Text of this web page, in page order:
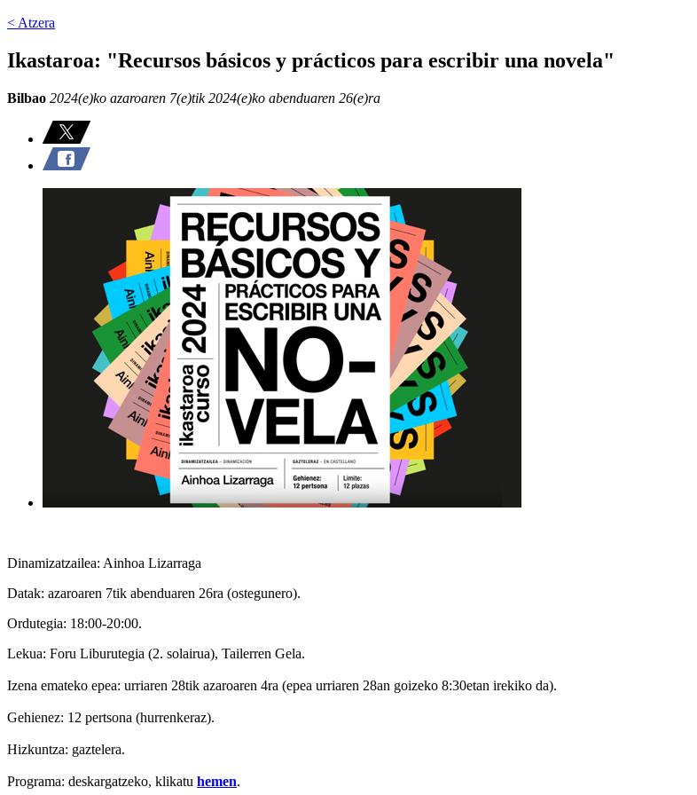
< Atzera
Ikastaroa: "Recursos básicos y prácticos para escribir una novela"
Bilbao 2024(e)ko azaroaren 7(e)tik 2024(e)ko abenduaren 26(e)ra
Dinamizatzailea: Ainhoa Lizarraga
Datak: azaroaren 7tik abenduaren 26ra (ostegunero).
Ordutegia: 18:00-20:00.
Lekua: Foru Liburutegia (2. solairua), Tailerren Gela.
Izena emateko epea: urriaren 28tik azaroaren 4ra (epea urriaren 28an goizeko 8:30etan irekiko da).
Gehienez: 12 pertsona (hurrenkeraz).
Hizkuntza: gaztelera.
Programa: deskargatzeko, klikatu hemen.